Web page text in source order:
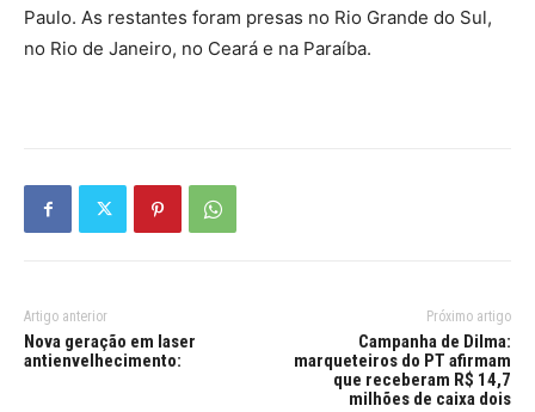
Paulo. As restantes foram presas no Rio Grande do Sul,
no Rio de Janeiro, no Ceará e na Paraíba.
Artigo anterior
Nova geração em laser
antienvelhecimento:
Próximo artigo
Campanha de Dilma:
marqueteiros do PT afirmam
que receberam R$ 14,7
milhões de caixa dois